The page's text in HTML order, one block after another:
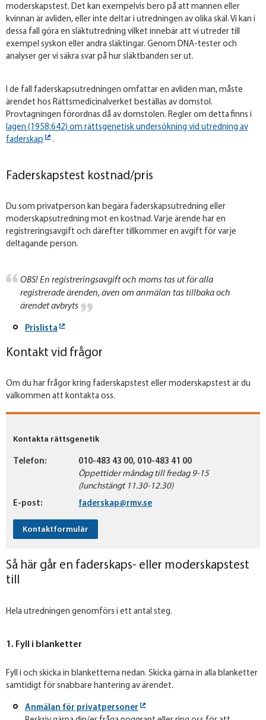
moderskapstest. Det kan exempelvis bero på att mannen eller
kvinnan är avliden, eller inte deltar i utredningen av olika skäl. Vi kan i
dessa fall göra en släktutredning vilket innebär att vi utreder till
exempel syskon eller andra släktingar. Genom DNA-tester och
analyser ger vi säkra svar på hur släktbanden ser ut.
I de fall faderskapsutredningen omfattar en avliden man, måste
ärendet hos Rättsmedicinalverket beställas av domstol.
Provtagningen förordnas då av domstolen. Regler om detta finns i
lagen (1958:642) om rättsgenetisk undersökning vid utredning av
faderskap
.
Faderskapstest kostnad/pris
Du som privatperson kan begära faderskapsutredning eller
moderskapsutredning mot en kostnad. Varje ärende har en
registreringsavgift och därefter tillkommer en avgift för varje
deltagande person.
OBS! En registreringsavgift och moms tas ut för alla
registrerade ärenden, även om anmälan tas tillbaka och
ärendet avbryts
Prislista
Kontakt vid frågor
Om du har frågor kring faderskapstest eller moderskapstest är du
välkommen att kontakta oss.
Kontakta rättsgenetik
Telefon:
010-483 43 00, 010-483 41 00
Öppettider måndag till fredag 9-15
(lunchstängt 11.30-12.30)
E-post:
faderskap@rmv.se
Kontaktformulär
Så här går en faderskaps- eller moderskapstest
till
Hela utredningen genomförs i ett antal steg.
1. Fyll i blanketter
Fyll i och skicka in blanketterna nedan. Skicka gärna in alla blanketter
samtidigt för snabbare hantering av ärendet.
Anmälan för privatpersoner